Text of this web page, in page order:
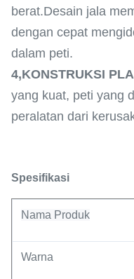
berat.Desain jala
dengan cepat
dalam peti.
4,KONSTRUKSI
yang kuat, peti yang
peralatan dari
Spesifikasi
Nama Produk
Warna